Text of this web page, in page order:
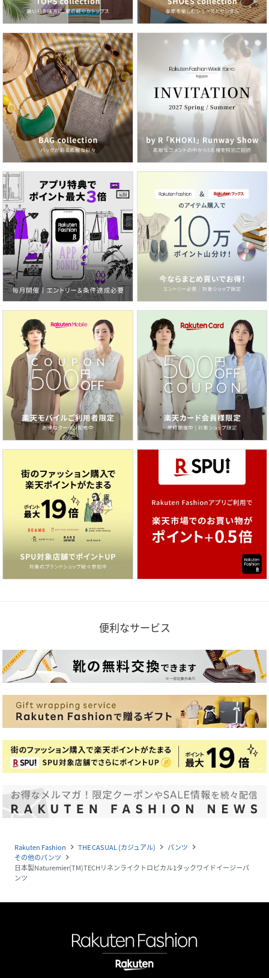
便利なサービス
Rakuten Fashion navigate_next THE CASUAL (カジュアル) navigate_next パンツ navigate_next
その他のパンツ navigate_next
日本製Naturemier(TM)TECHリネンライクトロピカル1タックワイドイージーパ
ンツ